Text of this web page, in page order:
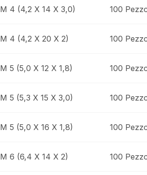
M 4 (4,2 X 14 X 3,0) 100
M 4 (4,2 X 20 X 2) 100
M 5 (5,0 X 12 X 1,8) 100
M 5 (5,3 X 15 X 3,0) 100
M 5 (5,0 X 16 X 1,8) 100
M 6 (6,4 X 14 X 2) 100